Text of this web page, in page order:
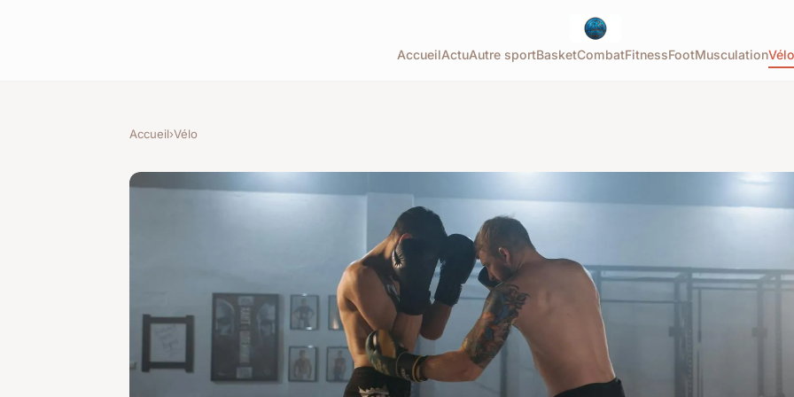
AccueilActuAutre sportBasketCombatFitnessFootMusculationVélo
Accueil›Vélo